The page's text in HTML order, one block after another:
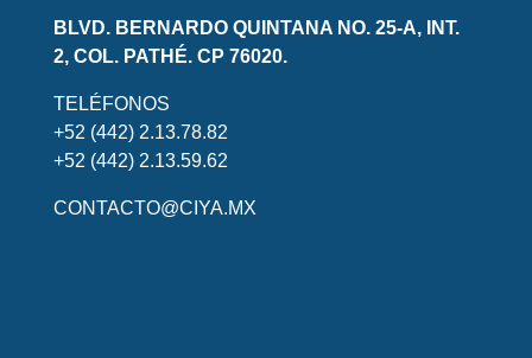
BLVD. BERNARDO QUINTANA NO. 25-A, INT.
2, COL. PATHÉ. CP 76020.
TELÉFONOS
+52 (442) 2.13.78.82
+52 (442) 2.13.59.62
CONTACTO@CIYA.MX